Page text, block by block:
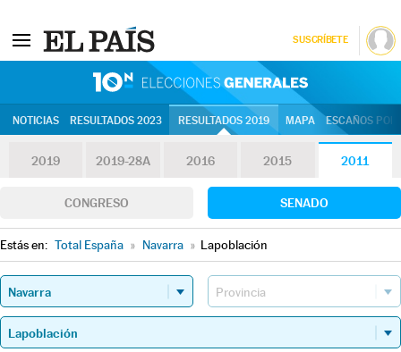
SUSCRÍBETE
NOTICIAS RESULTADOS 2023 RESULTADOS 2019 MAPA ESCAÑOS
2019 2019-28A 2016 2015 2011
CONGRESO SENADO
Estás en: Total España » Navarra » Lapoblación